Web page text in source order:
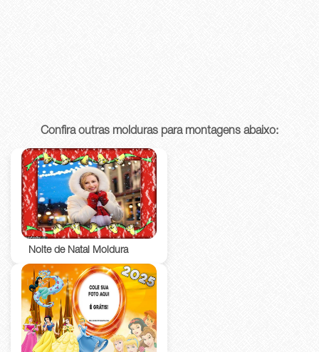
Confira outras molduras para montagens abaixo:
Noite de Natal Moldura